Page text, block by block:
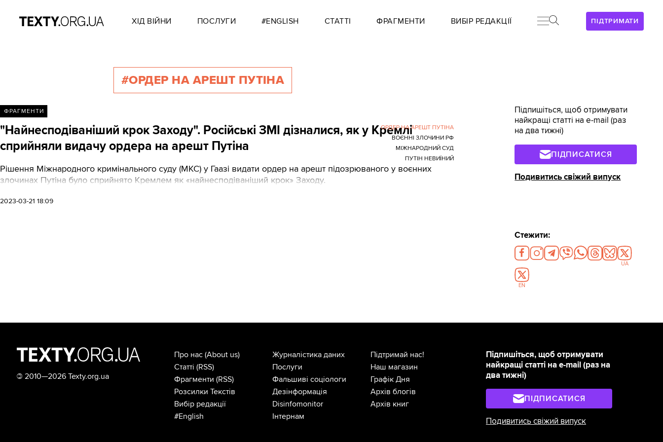
ПІДТРИМАТИ
ХІД ВІЙНИ ПОСЛУГИ #ENGLISH СТАТТІ ФРАГМЕНТИ ВИБІР РЕДАКЦІЇ
#ОРДЕР НА АРЕШТ ПУТІНА
ФРАГМЕНТИ
"Найнесподіваніший крок Заходу". Російські ЗМІ дізналися, як у Кремлі
сприйняли видачу ордера на арешт Путіна
Рішення Міжнародного кримінального суду (МКС) у Гаазі видати ордер на арешт підозрюваного у воєнних
злочинах Путіна було сприйнято Кремлем як «найнесподіваніший крок» Заходу.
2023-03-21 18:09
ОРДЕР НА АРЕШТ ПУТІНА
ВОЄННІ ЗЛОЧИНИ РФ
МІЖНАРОДНИЙ СУД
ПУТІН НЕВИЇНИЙ
Підпишіться, щоб отримувати
найкращі статті на e-mail (раз
на два тижні)
ПІДПИСАТИСЯ
Подивитись свіжий випуск
Стежити:
UA
EN
© 2010—2026 Texty.org.ua
Підпишіться, щоб отримувати
найкращі статті на e-mail (раз на
два тижні)
ПІДПИСАТИСЯ
Подивитись свіжий випуск
Про нас (About us)
Статті (RSS)
Фрагменти (RSS)
Розсилки Текстів
Вибір редакції
#English
Журналістика даних
Послуги
Фальшиві соціологи
Дезінформація
Disinfomonitor
Інтернам
Підтримай нас!
Наш магазин
Графік Дня
Архів блогів
Архів книг